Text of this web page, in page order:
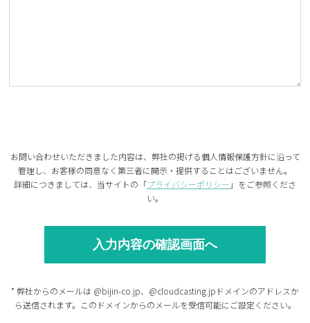
お問い合わせいただきました内容は、弊社の掲げる個人情報保護方針に沿って
管理し、お客様の同意なく第三者に開示・提供することはございません。
詳細につきましては、当サイトの「プライバシーポリシー 」をご参照くださ
い。
* 弊社からのメールは @bijin-co.jp、@cloudcasting.jpドメインのアドレスか
ら送信されます。このドメインからのメールを受信可能にご設定ください。